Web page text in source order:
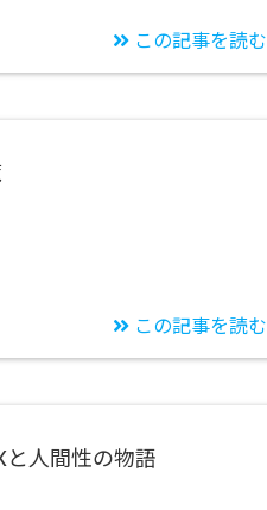
この記事を読む
この記事を読む
と人間性の物語